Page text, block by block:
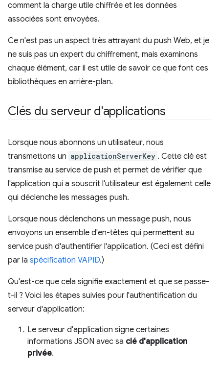
comment la charge utile chiffrée et les données
associées sont envoyées.
Ce n'est pas un aspect très attrayant du push Web, et je
ne suis pas un expert du chiffrement, mais examinons
chaque élément, car il est utile de savoir ce que font ces
bibliothèques en arrière-plan.
Clés du serveur d'applications
Lorsque nous abonnons un utilisateur, nous
transmettons un applicationServerKey . Cette clé est
transmise au service de push et permet de vérifier que
l'application qui a souscrit l'utilisateur est également celle
qui déclenche les messages push.
Lorsque nous déclenchons un message push, nous
envoyons un ensemble d'en-têtes qui permettent au
service push d'authentifier l'application. (Ceci est défini
par la spécification VAPID.)
Qu'est-ce que cela signifie exactement et que se passe-
t-il ? Voici les étapes suivies pour l'authentification du
serveur d'application:
Le serveur d'application signe certaines
informations JSON avec sa clé d'application
privée.